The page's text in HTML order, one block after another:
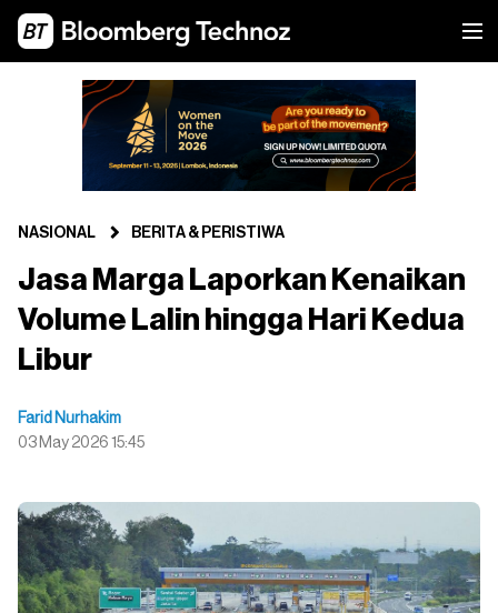
NASIONAL BERITA & PERISTIWA
Jasa Marga Laporkan Kenaikan
Volume Lalin hingga Hari Kedua
Libur
Farid Nurhakim
03 May 2026 15:45